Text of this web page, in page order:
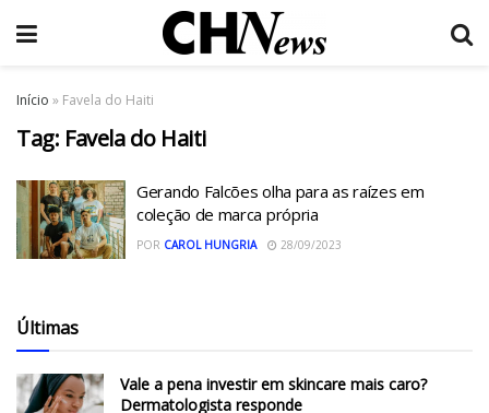
Início » Favela do Haiti
Tag: Favela do Haiti
Gerando Falcões olha para as raízes em
coleção de marca própria
POR CAROL HUNGRIA 28/09/2023
Últimas
Vale a pena investir em skincare mais caro?
Dermatologista responde